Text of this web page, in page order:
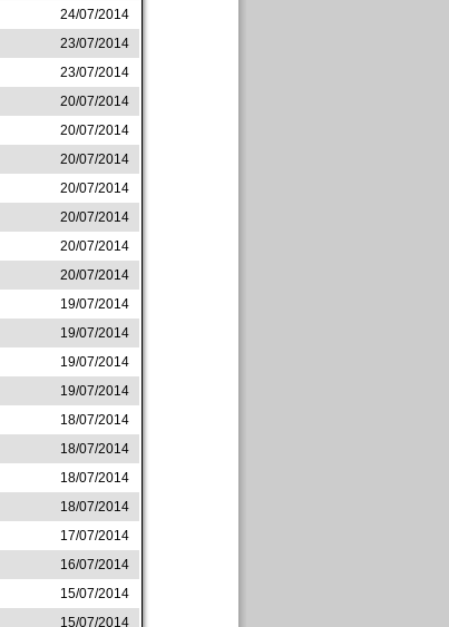
24/07/2014
23/07/2014
23/07/2014
20/07/2014
20/07/2014
20/07/2014
20/07/2014
20/07/2014
20/07/2014
20/07/2014
19/07/2014
19/07/2014
19/07/2014
19/07/2014
18/07/2014
18/07/2014
18/07/2014
18/07/2014
17/07/2014
16/07/2014
15/07/2014
15/07/2014